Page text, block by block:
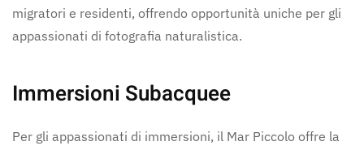
migratori e residenti, offrendo opportunità uniche per gli
appassionati di fotografia naturalistica.
Immersioni Subacquee
Per gli appassionati di immersioni, il Mar Piccolo offre la